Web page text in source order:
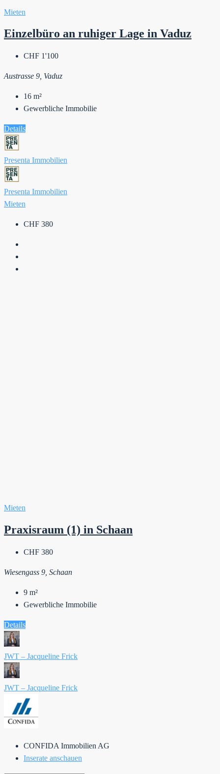
Mieten
Einzelbüro an ruhiger Lage in Vaduz
CHF 1'100
Austrasse 9, Vaduz
16 m²
Gewerbliche Immobilie
Details
Presenta Immobilien
Presenta Immobilien
Mieten
CHF 380
Mieten
Praxisraum (1) in Schaan
CHF 380
Wiesengass 9, Schaan
9 m²
Gewerbliche Immobilie
Details
JWT – Jacqueline Frick
JWT – Jacqueline Frick
CONFIDA Immobilien AG
Inserate anschauen